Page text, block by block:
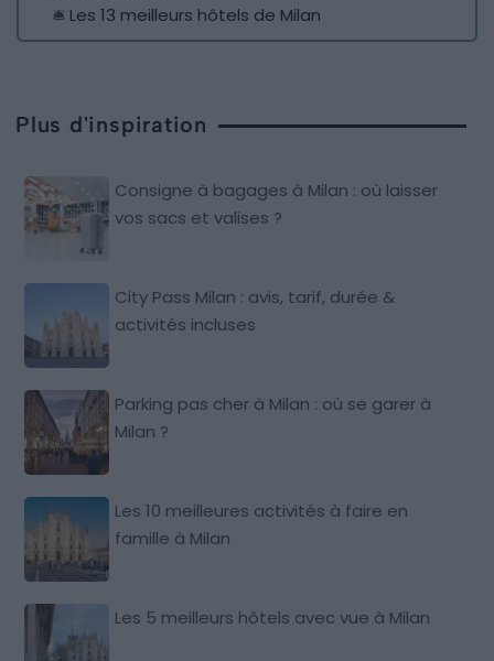
🛎️ Les 13 meilleurs hôtels de Milan
Plus d'inspiration
Consigne à bagages à Milan : où laisser
vos sacs et valises ?
City Pass Milan : avis, tarif, durée &
activités incluses
Parking pas cher à Milan : où se garer à
Milan ?
Les 10 meilleures activités à faire en
famille à Milan
Les 5 meilleurs hôtels avec vue à Milan